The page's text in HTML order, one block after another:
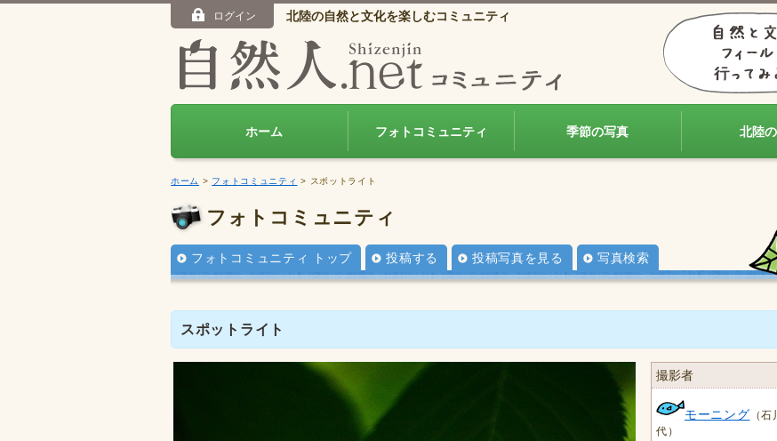
ログイン 北陸の自然と文化を楽しむコミュニティ
ホーム フォトコミュニティ 季節の写真 北陸
ホーム > フォトコミュニティ > スポットライト
フォトコミュニティ
フォトコミュニティ トップ 投稿する 投稿写真を見る 写真検索
スポットライト
撮影者
モーニング （
代）